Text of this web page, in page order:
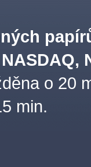
NASDAQ,
o 20
min.